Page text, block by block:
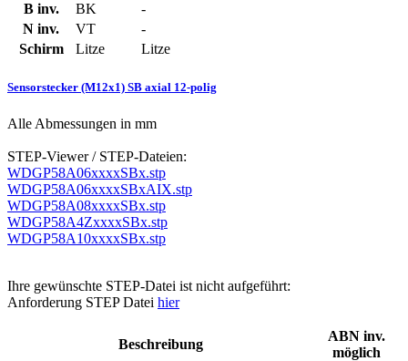
B inv.
BK
-
N inv.
VT
-
Schirm
Litze Litze
Sensorstecker (M12x1) SB axial 12-polig
Alle Abmessungen in mm
STEP-Viewer / STEP-Dateien:
WDGP58A06xxxxSBx.stp
WDGP58A06xxxxSBxAIX.stp
WDGP58A08xxxxSBx.stp
WDGP58A4ZxxxxSBx.stp
WDGP58A10xxxxSBx.stp
Ihre gewünschte STEP-Datei ist nicht aufgeführt:
Anforderung STEP Datei hier
Beschreibung
ABN inv.
möglich